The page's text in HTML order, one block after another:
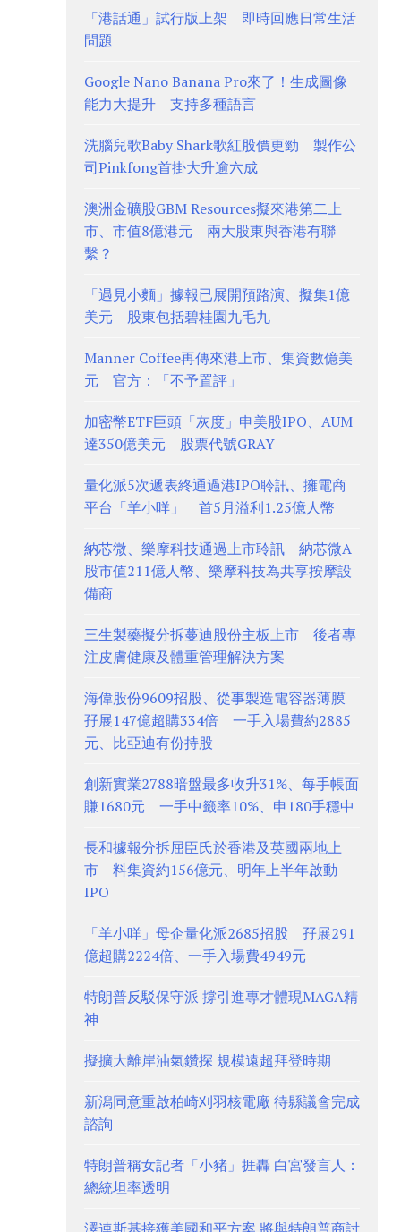
「港話通」試行版上架 即時回應日常生活
問題
Google Nano Banana Pro來了！生成圖像
能力大提升 支持多種語言
洗腦兒歌Baby Shark歌紅股價更勁 製作公
司Pinkfong首掛大升逾六成
澳洲金礦股GBM Resources擬來港第二上
市、市值8億港元 兩大股東與香港有聯
繫？
「遇見小麵」據報已展開預路演、擬集1億
美元 股東包括碧桂園九毛九
Manner Coffee再傳來港上市、集資數億美
元 官方：「不予置評」
加密幣ETF巨頭「灰度」申美股IPO、AUM
達350億美元 股票代號GRAY
量化派5次遞表終通過港IPO聆訊、擁電商
平台「羊小咩」 首5月溢利1.25億人幣
納芯微、樂摩科技通過上市聆訊 納芯微A
股市值211億人幣、樂摩科技為共享按摩設
備商
三生製藥擬分拆蔓迪股份主板上市 後者專
注皮膚健康及體重管理解決方案
海偉股份9609招股、從事製造電容器薄膜
孖展147億超購334倍 一手入場費約2885
元、比亞迪有份持股
創新實業2788暗盤最多收升31%、每手帳面
賺1680元 一手中籤率10%、申180手穩中
長和據報分拆屈臣氏於香港及英國兩地上
市 料集資約156億元、明年上半年啟動
IPO
「羊小咩」母企量化派2685招股 孖展291
億超購2224倍、一手入場費4949元
特朗普反駁保守派 撐引進專才體現MAGA精
神
擬擴大離岸油氣鑽探 規模遠超拜登時期
新潟同意重啟柏崎刈羽核電廠 待縣議會完成
諮詢
特朗普稱女記者「小豬」捱轟 白宮發言人：
總統坦率透明